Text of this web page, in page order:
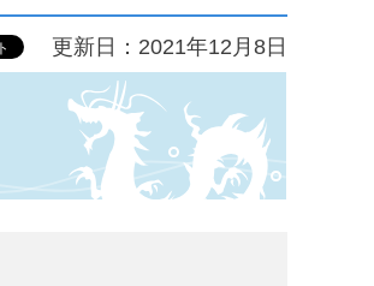
更新日：2021年12月8日